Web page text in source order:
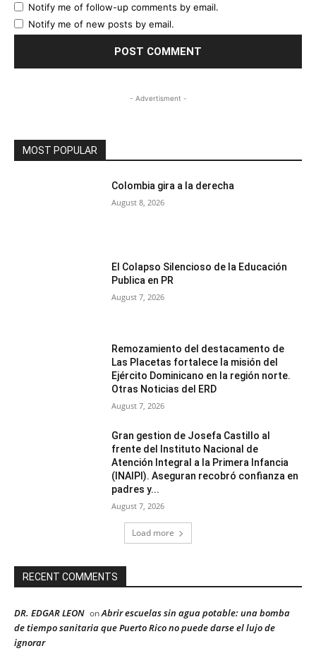
Notify me of follow-up comments by email.
Notify me of new posts by email.
- Advertisment -
MOST POPULAR
Colombia gira a la derecha
August 8, 2026
El Colapso Silencioso de la Educación
Publica en PR
August 7, 2026
Remozamiento del destacamento de
Las Placetas fortalece la misión del
Ejército Dominicano en la región norte.
Otras Noticias del ERD
August 7, 2026
Gran gestion de Josefa Castillo al
frente del Instituto Nacional de
Atención Integral a la Primera Infancia
(INAIPI). Aseguran recobró confianza en
padres y...
August 7, 2026
Load more
RECENT COMMENTS
DR. EDGAR LEON onAbrir escuelas sin agua potable: una bomba
de tiempo sanitaria que Puerto Rico no puede darse el lujo de
ignorar